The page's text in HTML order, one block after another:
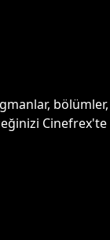
bölümler,
Cinefrex'te